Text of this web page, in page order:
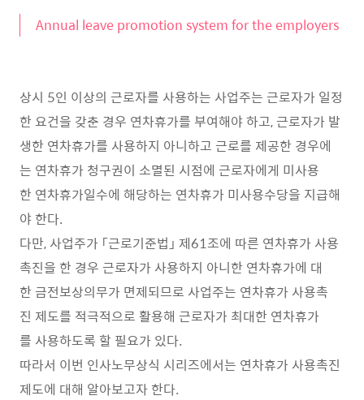
Annual leave promotion system for the employers
상시 5인 이상의 근로자를 사용하는 사업주는 근로자가 일정
한 요건을 갖춘 경우 연차휴가를 부여해야 하고, 근로자가 발
생한 연차휴가를 사용하지 아니하고 근로를 제공한 경우에
는 연차휴가 청구권이 소멸된 시점에 근로자에게 미사용
한 연차휴가일수에 해당하는 연차휴가 미사용수당을 지급해
야 한다.
다만, 사업주가 「근로기준법」 제61조에 따른 연차휴가 사용
촉진을 한 경우 근로자가 사용하지 아니한 연차휴가에 대
한 금전보상의무가 면제되므로 사업주는 연차휴가 사용촉
진 제도를 적극적으로 활용해 근로자가 최대한 연차휴가
를 사용하도록 할 필요가 있다.
따라서 이번 인사노무상식 시리즈에서는 연차휴가 사용촉진
제도에 대해 알아보고자 한다.